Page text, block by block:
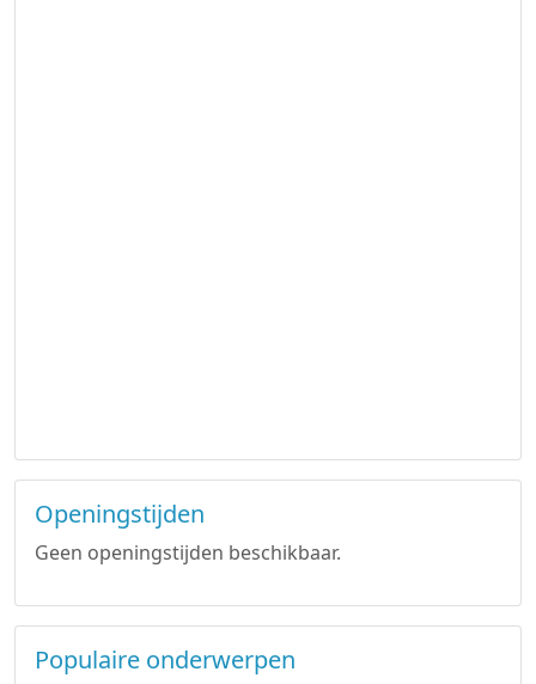
Openingstijden
Geen openingstijden beschikbaar.
Populaire onderwerpen